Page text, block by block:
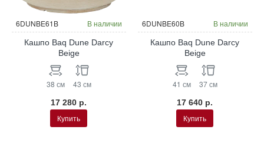
6DUNBE61B В наличии
Кашпо Baq Dune Darcy
Beige
38 см 43 см
17 280 р.
Купить
6DUNBE60B В наличии
Кашпо Baq Dune Darcy
Beige
41 см 37 см
17 640 р.
Купить